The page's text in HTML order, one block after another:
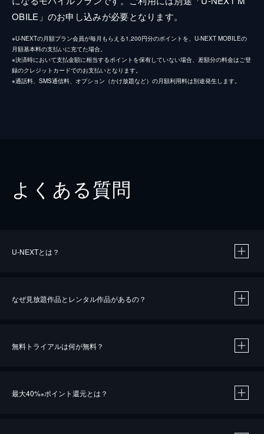
OBILE」のお申し込みが必要となります。
※U-NEXTの月額プラン会員が毎月もらえる1,200円分のポイントを、U-NEXT MOBILEの
月額基本料の支払いに充てた場合。
※決済時において支払金額に相当するポイントを保有していない場合、差額分の料金はご登
録のクレジットカードでのお支払いとなります。
※通話料、SMS通信料、オプション（かけ放題など）の月額利用料は別途発生します。
よくある質問
U-NEXTとは？
なぜ見放題作品とレンタル作品があるの？
無料トライアルは何が無料？
最大40%※ポイント還元とは？